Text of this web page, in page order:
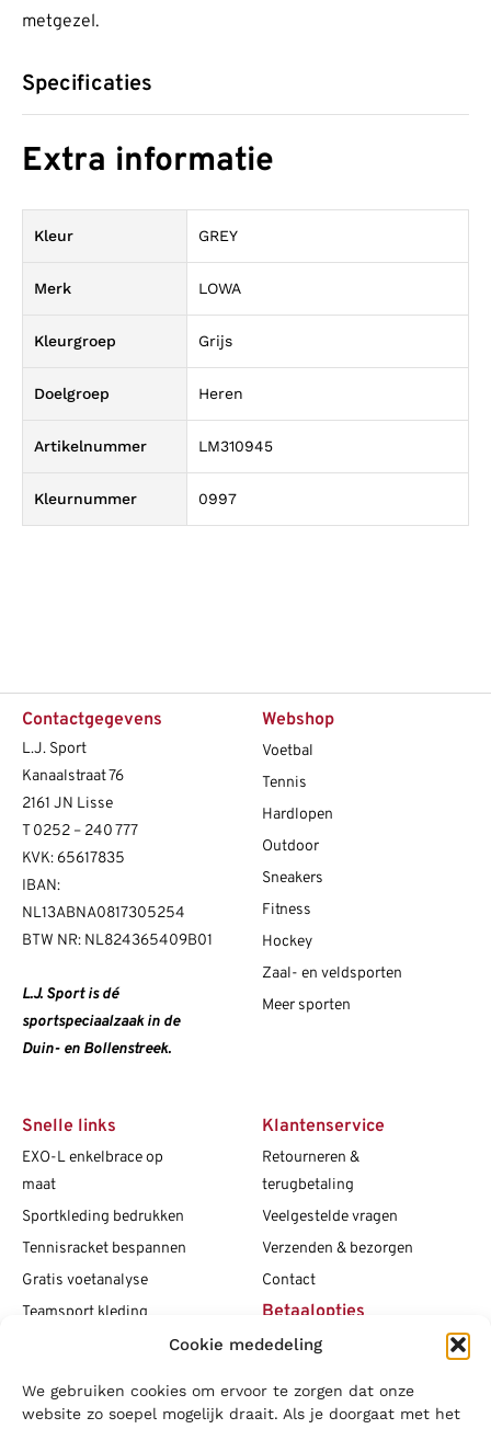
Cookie mededeling
We gebruiken cookies om ervoor te zorgen dat onze
website zo soepel mogelijk draait. Als je doorgaat met het
metgezel.
Specificaties
Extra informatie
Kleur GREY
Merk LOWA
Kleurgroep Grijs
Doelgroep Heren
Artikelnummer LM310945
Kleurnummer 0997
Contactgegevens
L.J. Sport
Kanaalstraat 76
2161 JN Lisse
T0252 – 240 777
KVK: 65617835
IBAN:
NL13ABNA0817305254
BTW NR: NL824365409B01
L.J. Sport is dé
sportspeciaalzaak in de
Duin- en Bollenstreek.
Webshop
Voetbal
Tennis
Hardlopen
Outdoor
Sneakers
Fitness
Hockey
Zaal- en veldsporten
Meer sporten
Snelle links
EXO-L enkelbrace op
maat
Sportkleding bedrukken
Tennisracket bespannen
Gratis voetanalyse
Teamsport kleding
Vacatures
Klantenservice
Retourneren &
terugbetaling
Veelgestelde vragen
Verzenden & bezorgen
Contact
Betaalopties
Social media